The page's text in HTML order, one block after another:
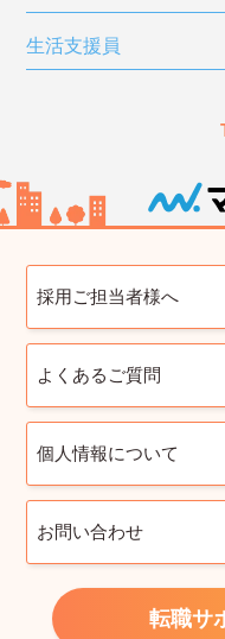
生活支援員
採用ご担当者様へ
よくあるご質問
個人情報について
お問い合わせ
転職サ